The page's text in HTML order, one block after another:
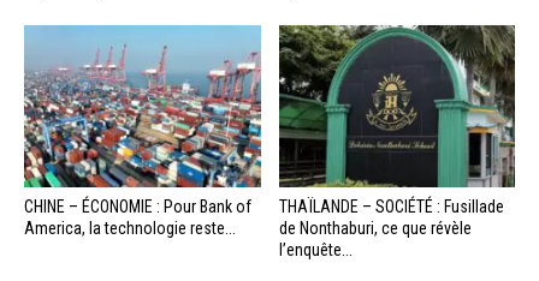
CHINE – ÉCONOMIE : Pour Bank of
America, la technologie reste...
THAÏLANDE – SOCIÉTÉ : Fusillade
de Nonthaburi, ce que révèle
l’enquête...